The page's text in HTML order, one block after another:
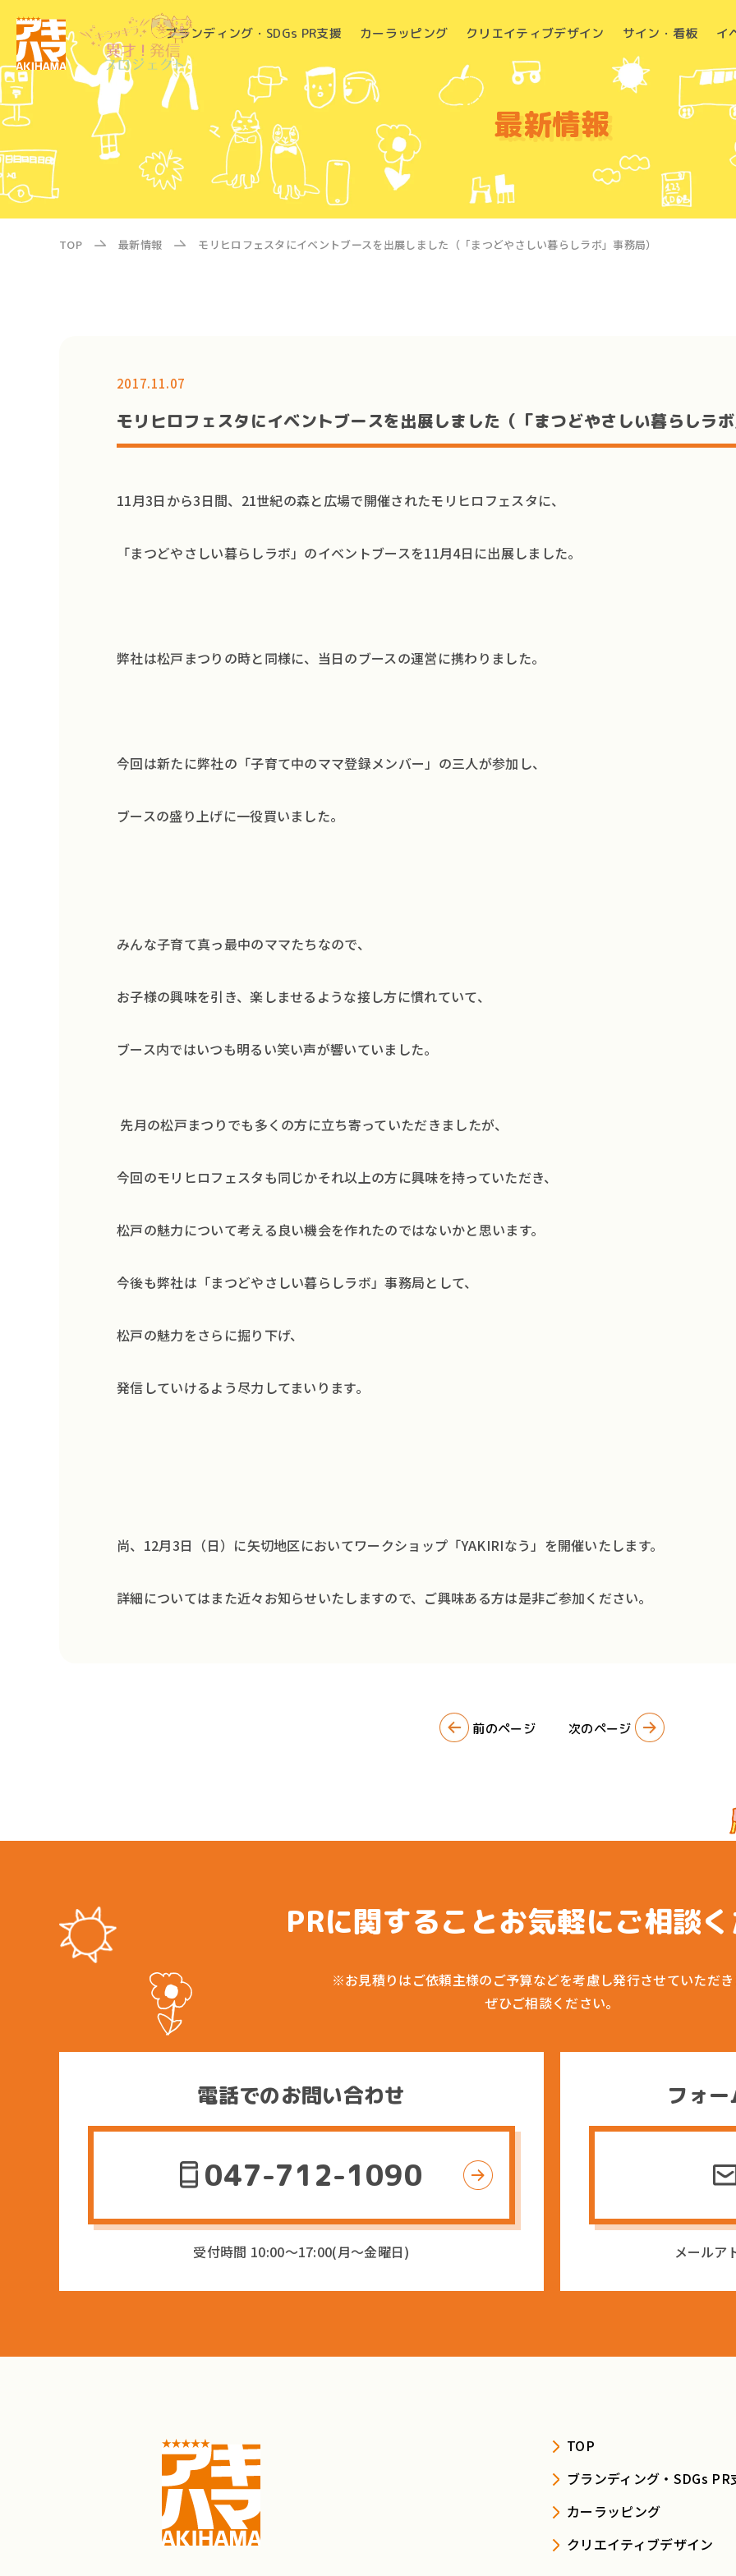
ブランディング・SDGs PR支援 カーラッピング クリエイティブデザイン サイン・看板 イ
最新情報
TOP 最新情報 モリヒロフェスタにイベントブースを出展しました（「まつどやさしい暮らしラボ」事務局）
2017.11.07
モリヒロフェスタにイベントブースを出展しました（「まつどやさしい暮らしラボ
11月3日から3日間、21世紀の森と広場で開催されたモリヒロフェスタに、
「まつどやさしい暮らしラボ」のイベントブースを11月4日に出展しました。
弊社は松戸まつりの時と同様に、当日のブースの運営に携わりました。
今回は新たに弊社の「子育て中のママ登録メンバー」の三人が参加し、
ブースの盛り上げに一役買いました。
みんな子育て真っ最中のママたちなので、
お子様の興味を引き、楽しませるような接し方に慣れていて、
ブース内ではいつも明るい笑い声が響いていました。
先月の松戸まつりでも多くの方に立ち寄っていただきましたが、
今回のモリヒロフェスタも同じかそれ以上の方に興味を持っていただき、
松戸の魅力について考える良い機会を作れたのではないかと思います。
今後も弊社は「まつどやさしい暮らしラボ」事務局として、
松戸の魅力をさらに掘り下げ、
発信していけるよう尽力してまいります。
尚、12月3日（日）に矢切地区においてワークショップ「YAKIRIなう」を開催いたします。
詳細についてはまた近々お知らせいたしますので、ご興味ある方は是非ご参加ください。
前のページ 次のページ
PRに関することお気軽にご相談
※お見積りはご依頼主様のご予算などを考慮し発行させていただき
ぜひご相談ください。
電話でのお問い合わせ
047-712-1090
受付時間 10:00〜17:00(月〜金曜日)
フォ
メールア
TOP
ブランディング・SDGs PR
カーラッピング
クリエイティブデザイン